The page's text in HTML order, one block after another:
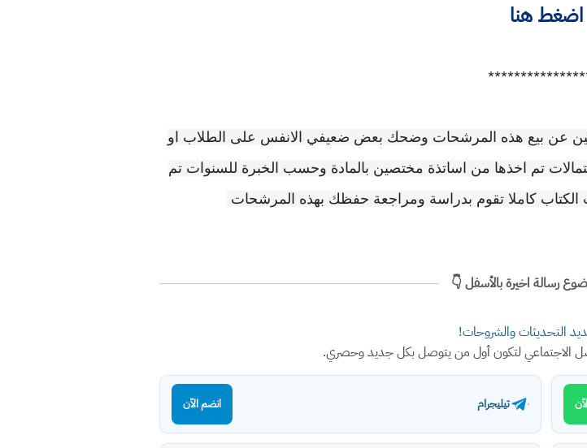
اضغط هنا
عن بيع هذه المرشحات وضحك بعض ضعيفي الانفس على الطلاب او
تم اخذها من اساتذة مختصين بالمادة وحسب الخبرة للسنوات تم
الكتاب كاملا تقوم بدراسة ومراجعة حفظك بهذه المرشحات
رسالة اخيرة بالأسفل 👇
التحديثات والشروحات!
الاجتماعي لتكون أول من يتوصل بكل جديد وحصري.
تيليجرام انضم الآن